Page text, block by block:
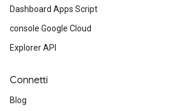
Dashboard Apps Script
console Google Cloud
Explorer API
Connetti
Blog